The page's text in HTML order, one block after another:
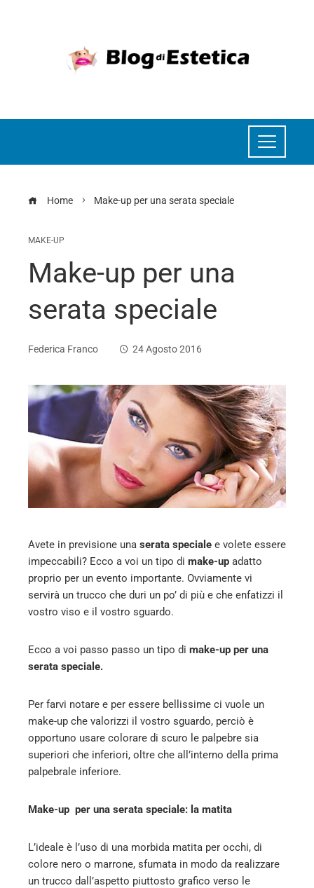
Home Make-up per una serata speciale
MAKE-UP
Make-up per una
serata speciale
Federica Franco 24 Agosto 2016
Avete in previsione una serata speciale e volete essere
impeccabili? Ecco a voi un tipo di make-up adatto
proprio per un evento importante. Ovviamente vi
servirà un trucco che duri un po’ di più e che enfatizzi il
vostro viso e il vostro sguardo.
Ecco a voi passo passo un tipo di make-up per una
serata speciale.
Per farvi notare e per essere bellissime ci vuole un
make-up che valorizzi il vostro sguardo, perciò è
opportuno usare colorare di scuro le palpebre sia
superiori che inferiori, oltre che all’interno della prima
palpebrale inferiore.
Make-up per una serata speciale: la matita
L’ideale è l’uso di una morbida matita per occhi, di
colore nero o marrone, sfumata in modo da realizzare
un trucco dall’aspetto piuttosto grafico verso le